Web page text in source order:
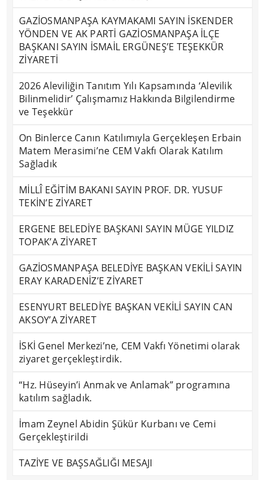
GAZİOSMANPAŞA KAYMAKAMI SAYIN İSKENDER
YÖNDEN VE AK PARTİ GAZİOSMANPAŞA İLÇE
BAŞKANI SAYIN İSMAİL ERGÜNEŞ’E TEŞEKKÜR
ZİYARETİ
2026 Aleviliğin Tanıtım Yılı Kapsamında ‘Alevilik
Bilinmelidir’ Çalışmamız Hakkında Bilgilendirme
ve Teşekkür
On Binlerce Canın Katılımıyla Gerçekleşen Erbain
Matem Merasimi’ne CEM Vakfı Olarak Katılım
Sağladık
MİLLÎ EĞİTİM BAKANI SAYIN PROF. DR. YUSUF
TEKİN’E ZİYARET
ERGENE BELEDİYE BAŞKANI SAYIN MÜGE YILDIZ
TOPAK’A ZİYARET
GAZİOSMANPAŞA BELEDİYE BAŞKAN VEKİLİ SAYIN
ERAY KARADENİZ’E ZİYARET
ESENYURT BELEDİYE BAŞKAN VEKİLİ SAYIN CAN
AKSOY’A ZİYARET
İSKİ Genel Merkezi’ne, CEM Vakfı Yönetimi olarak
ziyaret gerçekleştirdik.
“Hz. Hüseyin’i Anmak ve Anlamak” programına
katılım sağladık.
İmam Zeynel Abidin Şükür Kurbanı ve Cemi
Gerçekleştirildi
TAZİYE VE BAŞSAĞLIĞI MESAJI